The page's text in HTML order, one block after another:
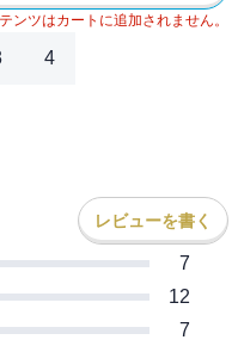
ツはカートに追加されません。
4
レビューを書く
7
12
7